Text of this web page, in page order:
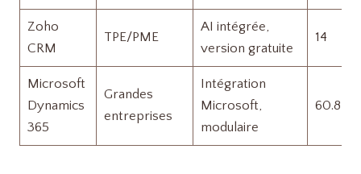
Zoho
CRM
TPE/PME
AI intégrée,
version gratuite
14
Microsoft
Dynamics
365
Grandes
entreprises
Intégration
Microsoft,
modulaire
60.8